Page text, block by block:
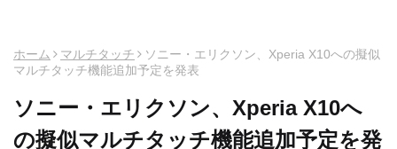
ホーム マルチタッチ
ソニー・エリクソン、Xperia X10への擬似
マルチタッチ機能追加予定を発表
ソニー・エリクソン、Xperia X10へ
の擬似マルチタッチ機能追加予定を発